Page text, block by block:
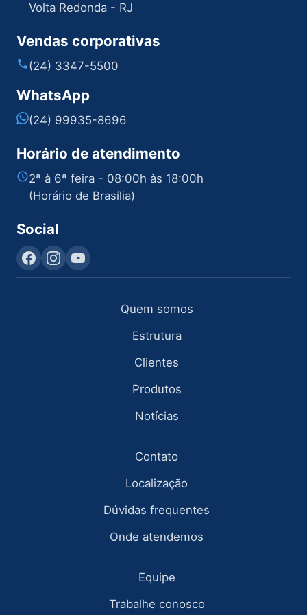
Volta Redonda - RJ
Vendas corporativas
(24) 3347-5500
WhatsApp
(24) 99935-8696
Horário de atendimento
2ª à 6ª feira - 08:00h às 18:00h
(Horário de Brasília)
Social
Quem somos
Estrutura
Clientes
Produtos
Notícias
Contato
Localização
Dúvidas frequentes
Onde atendemos
Equipe
Trabalhe conosco